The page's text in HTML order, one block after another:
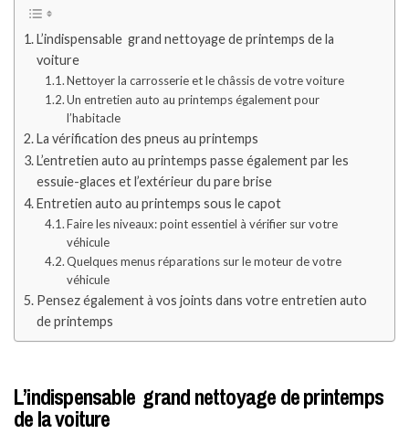
L’indispensable grand nettoyage de printemps de la
voiture
Nettoyer la carrosserie et le châssis de votre voiture
Un entretien auto au printemps également pour
l’habitacle
La vérification des pneus au printemps
L’entretien auto au printemps passe également par les
essuie-glaces et l’extérieur du pare brise
Entretien auto au printemps sous le capot
Faire les niveaux: point essentiel à vérifier sur votre
véhicule
Quelques menus réparations sur le moteur de votre
véhicule
Pensez également à vos joints dans votre entretien auto
de printemps
L’indispensable grand nettoyage de printemps
de la voiture